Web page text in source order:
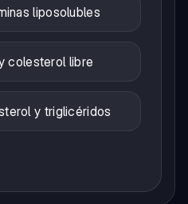
liposolubles
colesterol libre
y triglicéridos